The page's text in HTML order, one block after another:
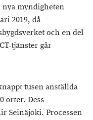
nya myndigheten
2019, då
och en del
tjänster går
tusen anställda
orter. Dess
Seinäjoki. Processen